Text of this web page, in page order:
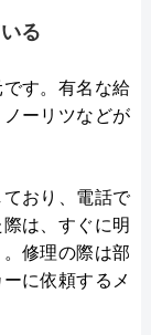
る
す。有名な給
ーリツなどが
おり、電話で
は、すぐに明
修理の際は部
に依頼するメ